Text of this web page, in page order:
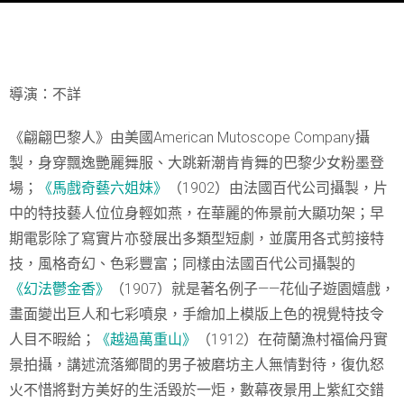
導演：不詳
《翩翩巴黎人》由美國American Mutoscope Company攝
製，身穿飄逸艷麗舞服、大跳新潮肯肯舞的巴黎少女粉墨登
場；
《馬戲奇藝六姐妹》
（1902）由法國百代公司攝製，片
中的特技藝人位位身輕如燕，在華麗的佈景前大顯功架；早
期電影除了寫實片亦發展出多類型短劇，並廣用各式剪接特
技，風格奇幻、色彩豐富；同樣由法國百代公司攝製的
《幻法鬱金香》
（1907）就是著名例子——花仙子遊園嬉戲，
畫面變出巨人和七彩噴泉，手繪加上模版上色的視覺特技令
人目不暇給；
《越過萬重山》
（1912）在荷蘭漁村福倫丹實
景拍攝，講述流落鄉間的男子被磨坊主人無情對待，復仇怒
火不惜將對方美好的生活毀於一炬，數幕夜景用上紫紅交錯